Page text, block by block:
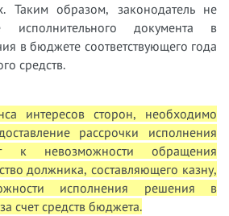
Таким образом, законодатель не
исполнительного документа в
в бюджете соответствующего года
средств.
интересов сторон, необходимо
рассрочки исполнения
к невозможности обращения
должника, составляющего казну,
исполнения решения в
счет средств бюджета.